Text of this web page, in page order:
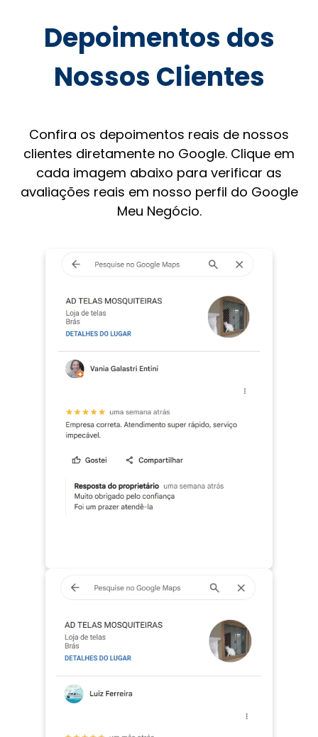
Depoimentos dos
Nossos Clientes
Confira os depoimentos reais de nossos
clientes diretamente no Google. Clique em
cada imagem abaixo para verificar as
avaliações reais em nosso perfil do Google
Meu Negócio.